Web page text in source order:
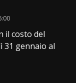
il costo del
31 gennaio al